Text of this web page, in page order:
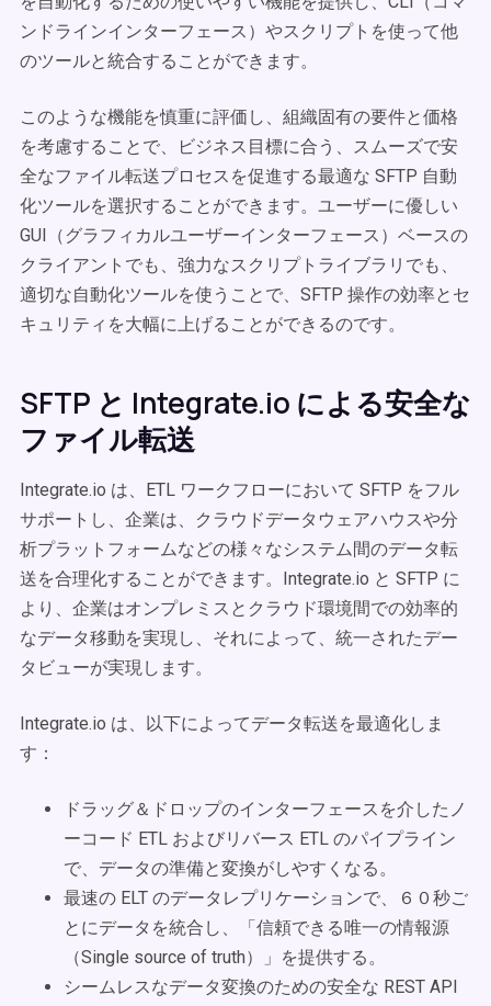
ンドラインインターフェース）やスクリプトを使って他
のツールと統合することができます。
このような機能を慎重に評価し、組織固有の要件と価格
を考慮することで、ビジネス目標に合う、スムーズで安
全なファイル転送プロセスを促進する最適な SFTP 自動
化ツールを選択することができます。ユーザーに優しい
GUI（グラフィカルユーザーインターフェース）ベースの
クライアントでも、強力なスクリプトライブラリでも、
適切な自動化ツールを使うことで、SFTP 操作の効率とセ
キュリティを大幅に上げることができるのです。
SFTP と Integrate.io による安全な
ファイル転送
Integrate.io は、ETL ワークフローにおいて SFTP をフル
サポートし、企業は、クラウドデータウェアハウスや分
析プラットフォームなどの様々なシステム間のデータ転
送を合理化することができます。Integrate.io と SFTP に
より、企業はオンプレミスとクラウド環境間での効率的
なデータ移動を実現し、それによって、統一されたデー
タビューが実現します。
Integrate.io は、以下によってデータ転送を最適化しま
す：
ドラッグ＆ドロップのインターフェースを介したノ
ーコード ETL およびリバース ETL のパイプライン
で、データの準備と変換がしやすくなる。
最速の ELT のデータレプリケーションで、６０秒ご
とにデータを統合し、「信頼できる唯一の情報源
（Single source of truth）」を提供する。
シームレスなデータ変換のための安全な REST API